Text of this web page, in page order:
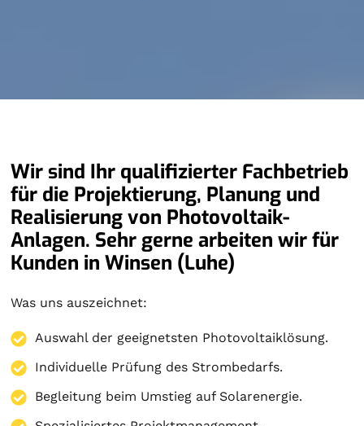
Wir sind Ihr qualifizierter Fachbetrieb
für die Projektierung, Planung und
Realisierung von Photovoltaik-
Anlagen. Sehr gerne arbeiten wir für
Kunden in Winsen (Luhe)
Was uns auszeichnet:
Auswahl der geeignetsten Photovoltaiklösung.
Individuelle Prüfung des Strombedarfs.
Begleitung beim Umstieg auf Solarenergie.